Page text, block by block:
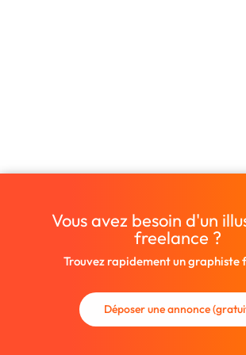
Vous avez besoin d'un
freelance ?
Trouvez rapidement un graphiste
Déposer une annonce